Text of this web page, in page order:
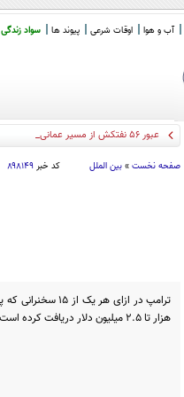
آب و هوا اوقات شرعی پیوند ها سواد زندگی
عبور ۵۶ نفتکش از مسیر عمانی تنگه هرمز
صفحه نخست » بین الملل کد خبر۸۹۸۱۴۹
هزار تا ۲.۵ میلیون دلار دریافت کرده است.